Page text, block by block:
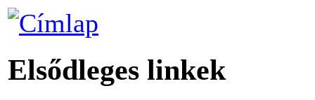
Elsődleges linkek